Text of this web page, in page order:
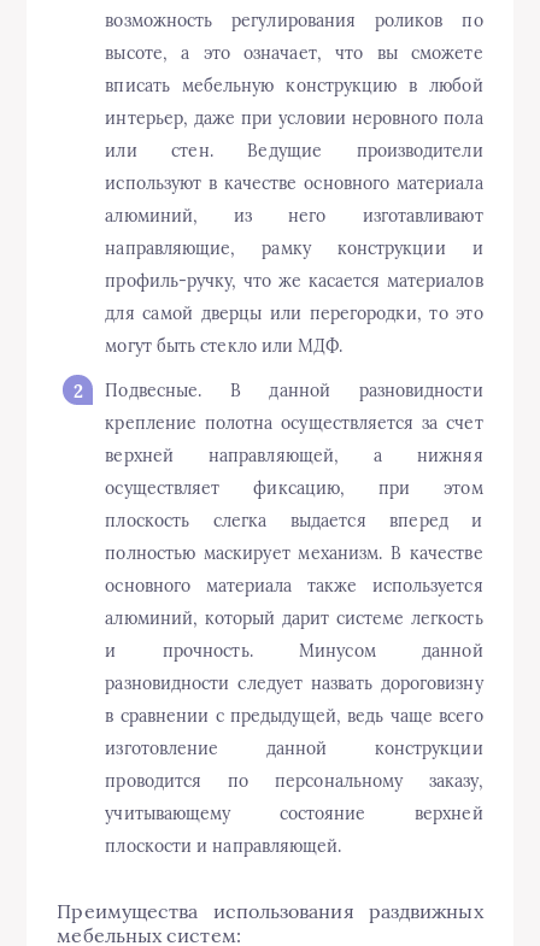
возможность регулирования роликов по
высоте, а это означает, что вы сможете
вписать мебельную конструкцию в любой
интерьер, даже при условии неровного пола
или стен. Ведущие производители
используют в качестве основного материала
алюминий, из него изготавливают
направляющие, рамку конструкции и
профиль-ручку, что же касается материалов
для самой дверцы или перегородки, то это
могут быть стекло или МДФ.
Подвесные. В данной разновидности
крепление полотна осуществляется за счет
верхней направляющей, а нижняя
осуществляет фиксацию, при этом
плоскость слегка выдается вперед и
полностью маскирует механизм. В качестве
основного материала также используется
алюминий, который дарит системе легкость
и прочность. Минусом данной
разновидности следует назвать дороговизну
в сравнении с предыдущей, ведь чаще всего
изготовление данной конструкции
проводится по персональному заказу,
учитывающему состояние верхней
плоскости и направляющей.
Преимущества использования раздвижных
мебельных систем: